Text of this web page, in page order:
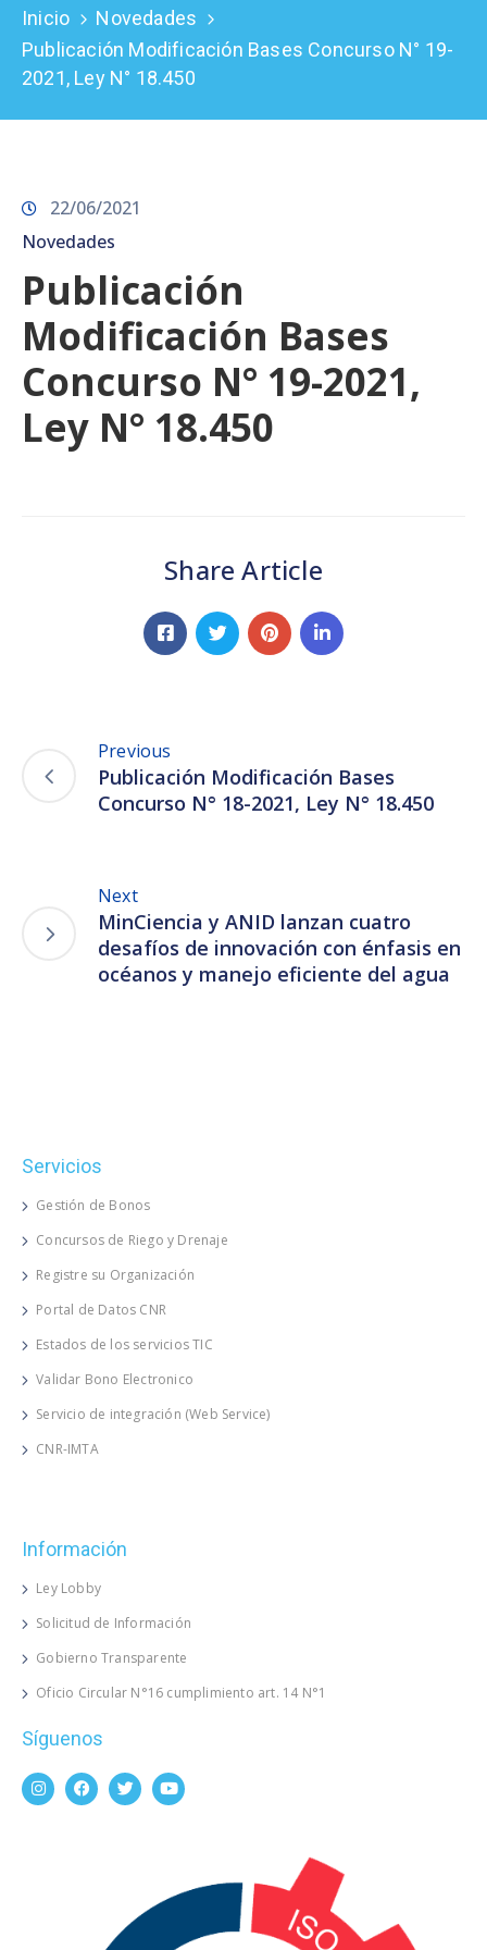
Prensa
Inicio
Novedades
Publicación Modificación Bases Concurso N° 19-
2021, Ley N° 18.450
22/06/2021
Novedades
Publicación
Modificación Bases
Concurso N° 19-2021,
Ley N° 18.450
Share Article
Previous
Publicación Modificación Bases
Concurso N° 18-2021, Ley N° 18.450
Next
MinCiencia y ANID lanzan cuatro
desafíos de innovación con énfasis en
océanos y manejo eficiente del agua
Servicios
Gestión de Bonos
Concursos de Riego y Drenaje
Registre su Organización
Portal de Datos CNR
Estados de los servicios TIC
Validar Bono Electronico
Servicio de integración (Web Service)
CNR-IMTA
Información
Ley Lobby
Solicitud de Información
Gobierno Transparente
Oficio Circular N°16 cumplimiento art. 14 N°1
Síguenos